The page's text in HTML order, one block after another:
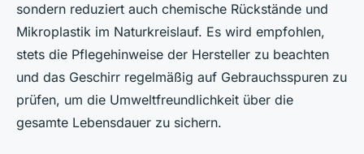
sondern reduziert auch chemische Rückstände und
Mikroplastik im Naturkreislauf. Es wird empfohlen,
stets die Pflegehinweise der Hersteller zu beachten
und das Geschirr regelmäßig auf Gebrauchsspuren zu
prüfen, um die Umweltfreundlichkeit über die
gesamte Lebensdauer zu sichern.